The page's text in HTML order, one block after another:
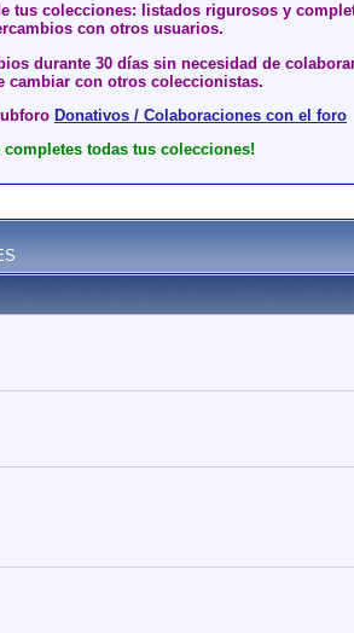
tus colecciones: listados rigurosos y
con otros usuarios.
durante 30 días sin necesidad de
cambiar con otros coleccionistas.
Donativos / Colaboraciones con el foro
todas tus colecciones!